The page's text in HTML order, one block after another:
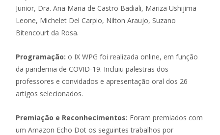
Junior, Dra. Ana Maria de Castro Badiali, Mariza Ushijima
Leone, Michelet Del Carpio, Nilton Araujo, Suzano
Bitencourt da Rosa.
Programação: o IX WPG foi realizada online, em função
da pandemia de COVID-19. Incluiu palestras dos
professores e convidados e apresentação oral dos 26
artigos selecionados.
Premiação e Reconhecimentos: Foram premiados com
um Amazon Echo Dot os seguintes trabalhos por